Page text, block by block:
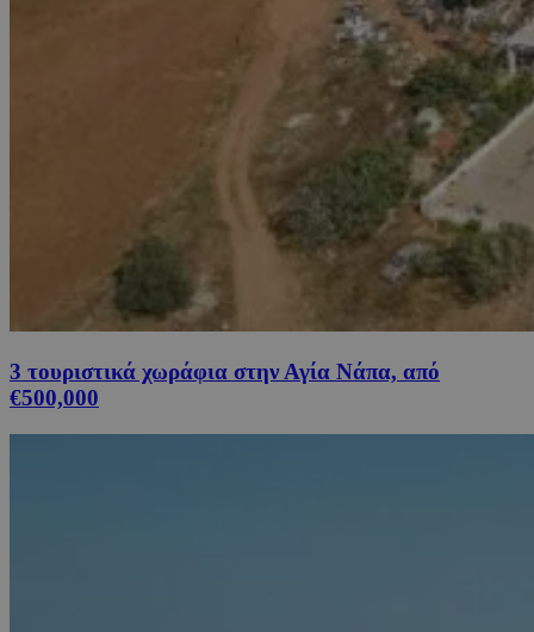
3 τουριστικά χωράφια στην Αγία Νάπα, από
€500,000